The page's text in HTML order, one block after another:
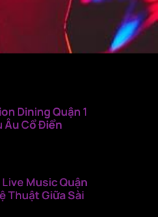
Dining Quận 1
Âu Cổ Điển
Live Music Quận
Thuật Giữa Sài